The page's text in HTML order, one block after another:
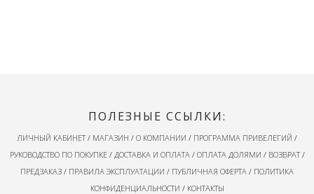
ПОЛЕЗНЫЕ ССЫЛКИ:
ЛИЧНЫЙ КАБИНЕТ/ МАГАЗИН / О КОМПАНИИ / ПРОГРАММА ПРИВЕЛЕГИЙ /
РУКОВОДСТВО ПО ПОКУПКЕ/ ДОСТАВКА И ОПЛАТА / ОПЛАТА ДОЛЯМИ / ВОЗВРАТ/
ПРЕДЗАКАЗ / ПРАВИЛА ЭКСПЛУАТАЦИИ / ПУБЛИЧНАЯ ОФЕРТА / ПОЛИТИКА
КОНФИДЕНЦИАЛЬНОСТИ / КОНТАКТЫ